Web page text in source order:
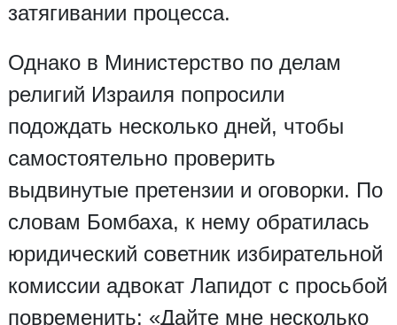
затягивании процесса.
Однако в Министерство по делам
религий Израиля попросили
подождать несколько дней, чтобы
самостоятельно проверить
выдвинутые претензии и оговорки. По
словам Бомбаха, к нему обратилась
юридический советник избирательной
комиссии адвокат Лапидот с просьбой
повременить: «Дайте мне несколько